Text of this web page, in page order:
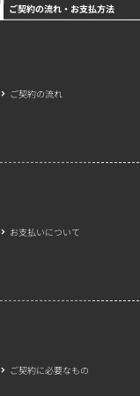
ご契約の流れ・お支払方法
ご契約の流れ
お支払いについて
ご契約に必要なもの